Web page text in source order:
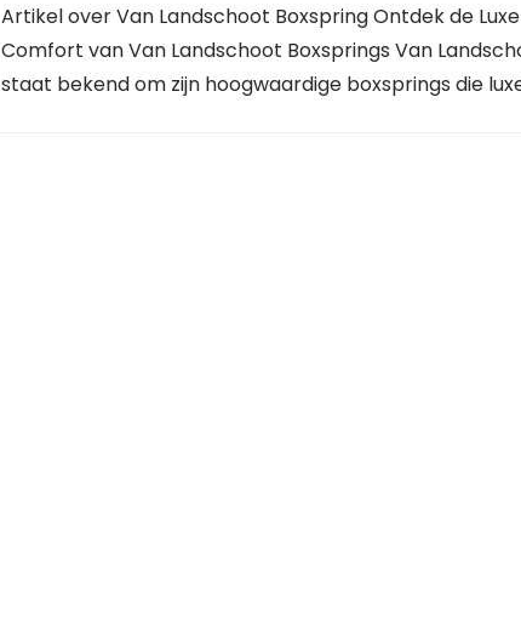
Artikel over Van Landschoot Boxspring Ontdek de
Comfort van Van Landschoot Boxsprings Van
staat bekend om zijn hoogwaardige boxsprings die